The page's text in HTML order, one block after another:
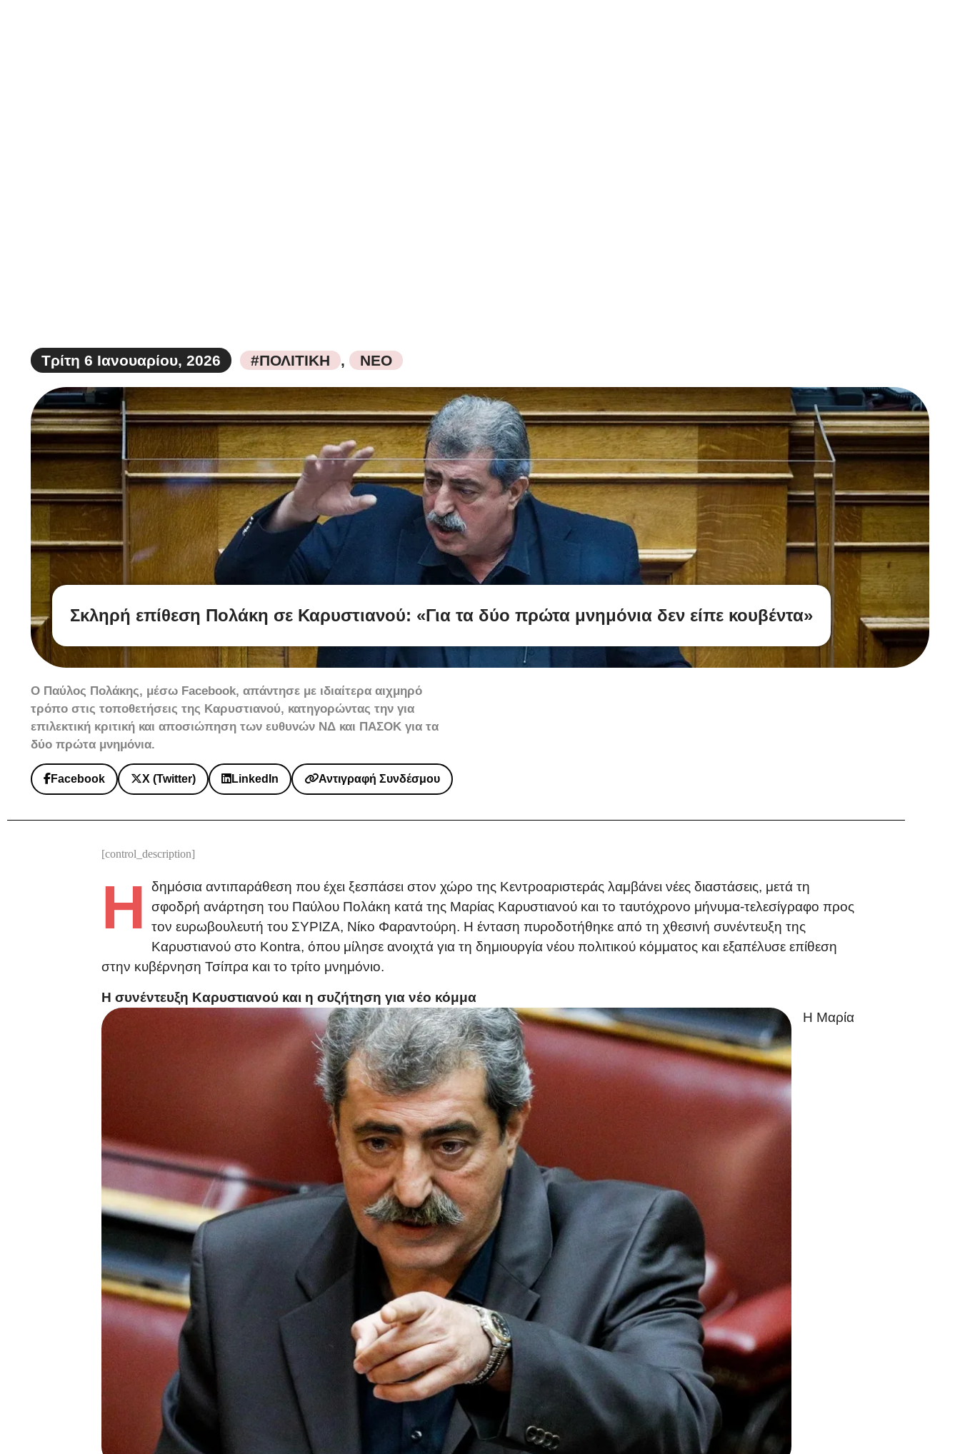
Τρίτη 6 Ιανουαρίου, 2026 #ΠΟΛΙΤΙΚΗ , ΝΕΟ
Σκληρή επίθεση Πολάκη σε Καρυστιανού: «Για τα δύο πρώτα μνημόνια δεν είπε κουβέντα»
Ο Παύλος Πολάκης, μέσω Facebook, απάντησε με ιδιαίτερα αιχμηρό
τρόπο στις τοποθετήσεις της Καρυστιανού, κατηγορώντας την για
επιλεκτική κριτική και αποσιώπηση των ευθυνών ΝΔ και ΠΑΣΟΚ για τα
δύο πρώτα μνημόνια.
Facebook X (Twitter) LinkedIn Αντιγραφή Συνδέσμου
[control_description]
Η
δημόσια αντιπαράθεση που έχει ξεσπάσει στον χώρο της Κεντροαριστεράς λαμβάνει νέες διαστάσεις, μετά τη
σφοδρή ανάρτηση του Παύλου Πολάκη κατά της Μαρίας Καρυστιανού και το ταυτόχρονο μήνυμα-τελεσίγραφο προς
τον ευρωβουλευτή του ΣΥΡΙΖΑ, Νίκο Φαραντούρη. Η ένταση πυροδοτήθηκε από τη χθεσινή συνέντευξη της
Καρυστιανού στο Kontra, όπου μίλησε ανοιχτά για τη δημιουργία νέου πολιτικού κόμματος και εξαπέλυσε επίθεση
στην κυβέρνηση Τσίπρα και το τρίτο μνημόνιο.
Η συνέντευξη Καρυστιανού και η συζήτηση για νέο κόμμα
Η Μαρία